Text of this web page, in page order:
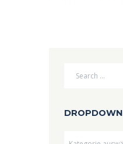
DROPDOWN